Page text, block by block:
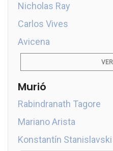
Nicholas Ray
Carlos Vives
Avicena
Murió
Rabindranath Tagore
Mariano Arista
Konstantín Stanislavski